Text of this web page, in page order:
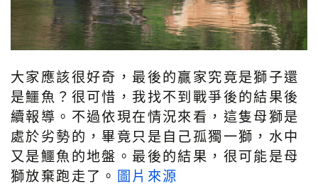
大家應該很好奇，最後的贏家究竟是獅子還
是鱷魚？很可惜，我找不到戰爭後的結果後
續報導。不過依現在情況來看，這隻母獅是
處於劣勢的，畢竟只是自己孤獨一獅，水中
又是鱷魚的地盤。最後的結果，很可能是母
獅放棄跑走了。 圖片來源